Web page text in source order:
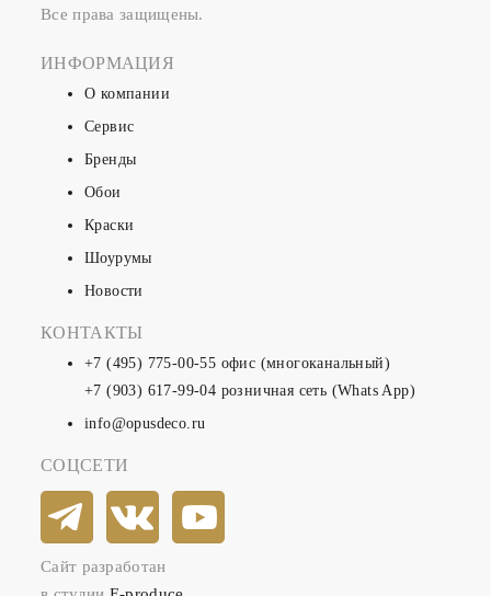
Все права защищены.
ИНФОРМАЦИЯ
О компании
Сервис
Бренды
Обои
Краски
Шоурумы
Новости
КОНТАКТЫ
+7 (495) 775-00-55 офис (многоканальный)
+7 (903) 617-99-04 розничная сеть (Whats App)
info@opusdeco.ru
СОЦСЕТИ
Сайт разработан